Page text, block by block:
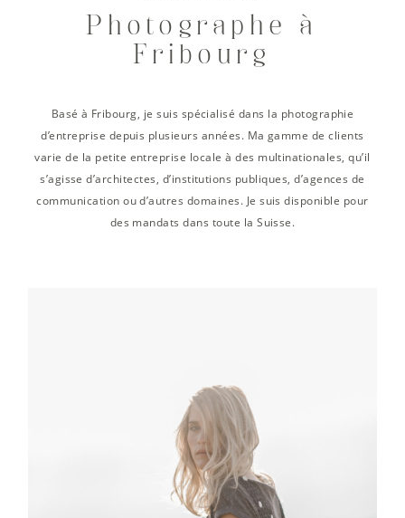
Photographe à
Fribourg
Basé à Fribourg, je suis spécialisé dans la photographie
d’entreprise depuis plusieurs années. Ma gamme de clients
varie de la petite entreprise locale à des multinationales, qu’il
s’agisse d’architectes, d’institutions publiques, d’agences de
communication ou d’autres domaines. Je suis disponible pour
des mandats dans toute la Suisse.